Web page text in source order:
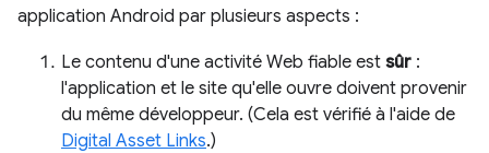
application Android par plusieurs aspects :
Le contenu d'une activité Web fiable est sûr :
l'application et le site qu'elle ouvre doivent provenir
du même développeur. (Cela est vérifié à l'aide de
Digital Asset Links.)